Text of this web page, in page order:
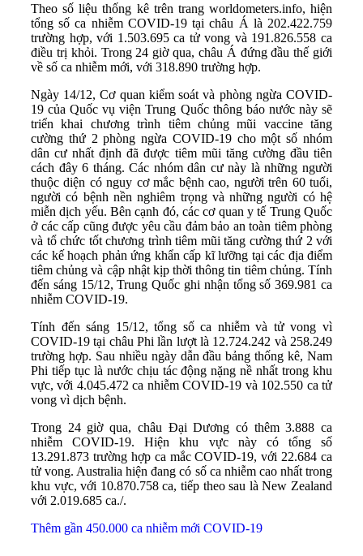
Theo số liệu thống kê trên trang worldometers.info, hiện
tổng số ca nhiễm COVID-19 tại châu Á là 202.422.759
trường hợp, với 1.503.695 ca tử vong và 191.826.558 ca
điều trị khỏi. Trong 24 giờ qua, châu Á đứng đầu thế giới
về số ca nhiễm mới, với 318.890 trường hợp.
Ngày 14/12, Cơ quan kiểm soát và phòng ngừa COVID-
19 của Quốc vụ viện Trung Quốc thông báo nước này sẽ
triển khai chương trình tiêm chủng mũi vaccine tăng
cường thứ 2 phòng ngừa COVID-19 cho một số nhóm
dân cư nhất định đã được tiêm mũi tăng cường đầu tiên
cách đây 6 tháng. Các nhóm dân cư này là những người
thuộc diện có nguy cơ mắc bệnh cao, người trên 60 tuổi,
người có bệnh nền nghiêm trọng và những người có hệ
miễn dịch yếu. Bên cạnh đó, các cơ quan y tế Trung Quốc
ở các cấp cũng được yêu cầu đảm bảo an toàn tiêm phòng
và tổ chức tốt chương trình tiêm mũi tăng cường thứ 2 với
các kế hoạch phản ứng khẩn cấp kĩ lưỡng tại các địa điểm
tiêm chủng và cập nhật kịp thời thông tin tiêm chủng. Tính
đến sáng 15/12, Trung Quốc ghi nhận tổng số 369.981 ca
nhiễm COVID-19.
Tính đến sáng 15/12, tổng số ca nhiễm và tử vong vì
COVID-19 tại châu Phi lần lượt là 12.724.242 và 258.249
trường hợp. Sau nhiều ngày dẫn đầu bảng thống kê, Nam
Phi tiếp tục là nước chịu tác động nặng nề nhất trong khu
vực, với 4.045.472 ca nhiễm COVID-19 và 102.550 ca tử
vong vì dịch bệnh.
Trong 24 giờ qua, châu Đại Dương có thêm 3.888 ca
nhiễm COVID-19. Hiện khu vực này có tổng số
13.291.873 trường hợp ca mắc COVID-19, với 22.684 ca
tử vong. Australia hiện đang có số ca nhiễm cao nhất trong
khu vực, với 10.870.758 ca, tiếp theo sau là New Zealand
với 2.019.685 ca./.
Thêm gần 450.000 ca nhiễm mới COVID-19